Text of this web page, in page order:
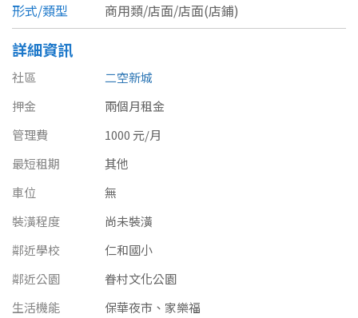
桃園市
苗栗縣
台中市
彰化縣
雲林縣
嘉義市
類型(可複選)
不拘
透天厝
農舍 辦公
廠辦 倉庫
坪數
不拘
形式/類型
商用類/店面/店面(店鋪)
詳細資訊
社區
二空新城
押金
兩個月租金
管理費
1000 元/月
最短租期
其他
車位
無
裝潢程度
尚未裝潢
鄰近學校
仁和國小
鄰近公園
眷村文化公園
生活機能
保華夜市、家樂福